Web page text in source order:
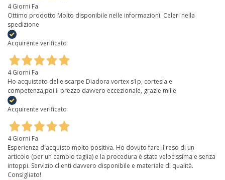
4 Giorni Fa
Ottimo prodotto Molto disponibile nelle informazioni. Celeri nella
spedizione
Acquirente verificato
4 Giorni Fa
Ho acquistato delle scarpe Diadora vortex s1p, cortesia e
competenza,poi il prezzo davvero eccezionale, grazie mille
Acquirente verificato
4 Giorni Fa
Esperienza d'acquisto molto positiva. Ho dovuto fare il reso di un
articolo (per un cambio taglia) e la procedura è stata velocissima e senza
intoppi. Servizio clienti davvero disponibile e materiale di qualità.
Consigliato!